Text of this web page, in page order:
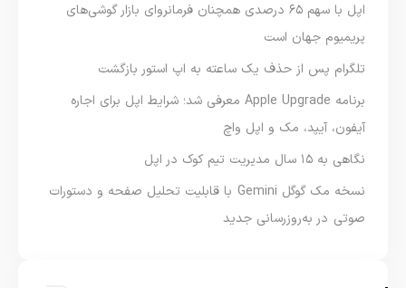
اپل با سهم ۶۵ درصدی همچنان فرمانروای بازار گوشی‌های
پریمیوم جهان است
تلگرام پس از حذف یک ساعته به اپ استور بازگشت
برنامه Apple Upgrade معرفی شد؛ شرایط اپل برای اجاره
آیفون، آیپد، مک و اپل واچ
نگاهی به ۱۵ سال مدیریت تیم کوک در اپل
نسخه مک گوگل Gemini با قابلیت تحلیل صفحه و دستورات
صوتی در به‌روزرسانی جدید